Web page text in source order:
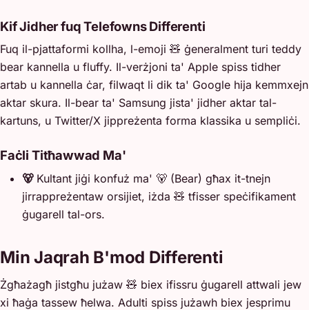
Kif Jidher fuq Telefowns Differenti
Fuq il-pjattaformi kollha, l-emoji 🧸 ġeneralment turi teddy
bear kannella u fluffy. Il-verżjoni ta' Apple spiss tidher
artab u kannella ċar, filwaqt li dik ta' Google hija kemmxejn
aktar skura. Il-bear ta' Samsung jista' jidher aktar tal-
kartuns, u Twitter/X jippreżenta forma klassika u sempliċi.
Faċli Titħawwad Ma'
🐻Kultant jiġi konfuż ma' 🐻 (Bear) għax it-tnejn
jirrappreżentaw orsijiet, iżda 🧸 tfisser speċifikament
ġugarell tal-ors.
Min Jaqrah B'mod Differenti
Żgħażagħ jistgħu jużaw 🧸 biex ifissru ġugarell attwali jew
xi ħaġa tassew ħelwa. Adulti spiss jużawh biex jesprimu